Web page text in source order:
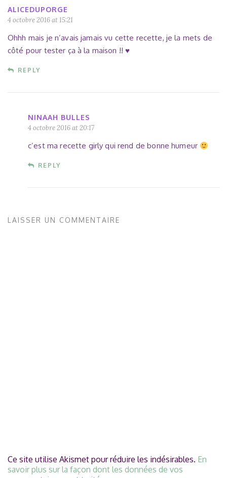
ALICEDUPORGE
4 octobre 2016 at 15:21
Ohhh mais je n’avais jamais vu cette recette, je la mets de
côté pour tester ça à la maison !! ♥
REPLY
NINAAH BULLES
4 octobre 2016 at 20:17
c’est ma recette girly qui rend de bonne humeur
REPLY
LAISSER UN COMMENTAIRE
Ce site utilise Akismet pour réduire les indésirables. En
savoir plus sur la façon dont les données de vos